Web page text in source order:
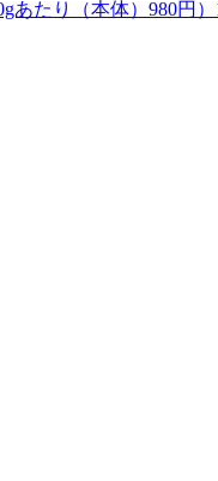
たり（本体）980円